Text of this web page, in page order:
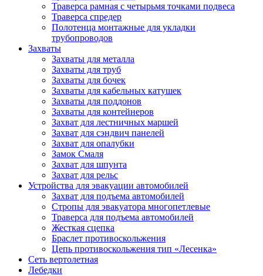
Траверса рамная с четырьмя точками подвеса
Траверса спредер
Полотенца монтажные для укладки
трубопроводов
Захваты
Захваты для металла
Захваты для труб
Захваты для бочек
Захваты для кабельных катушек
Захваты для поддонов
Захваты для контейнеров
Захват для лестничных маршей
Захват для сэндвич панелей
Захват для опалубки
Замок Смаля
Захват для шпунта
Захват для рельс
Устройства для эвакуации автомобилей
Захват для подъема автомобилей
Стропы для эвакуатора многопетлевые
Траверса для подъема автомобилей
Жесткая сцепка
Браслет противоскольжения
Цепь противоскольжения тип «Лесенка»
Сеть вертолетная
Лебедки